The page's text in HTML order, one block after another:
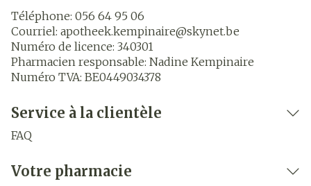
Téléphone: 056 64 95 06
Courriel: apotheek.kempinaire@skynet.be
Numéro de licence: 340301
Pharmacien responsable: Nadine Kempinaire
Numéro TVA: BE0449034378
Service à la clientèle
FAQ
Votre pharmacie